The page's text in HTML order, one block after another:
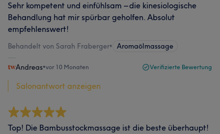
Sehr kompetent und einfühlsam – die kinesiologische
Behandlung hat mir spürbar geholfen. Absolut
empfehlenswert!
Behandelt von Sarah Fraberger• Aromaölmassage
Andreas•vor 10 Monaten Verifizierte Bewertung
Salonantwort anzeigen
Top! Die Bambusstockmassage ist die beste überhaupt!